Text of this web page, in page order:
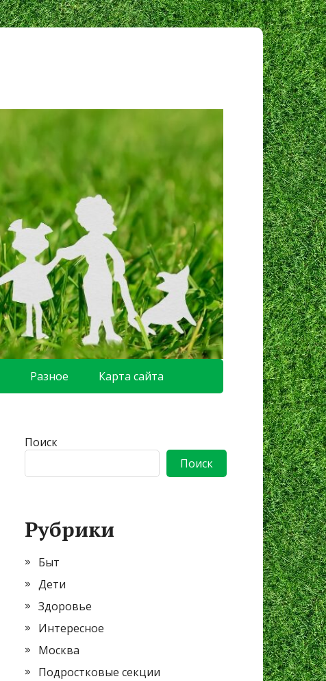
Разное Карта сайта
Поиск
Поиск
Рубрики
Быт
Дети
Здоровье
Интересное
Москва
Подростковые секции